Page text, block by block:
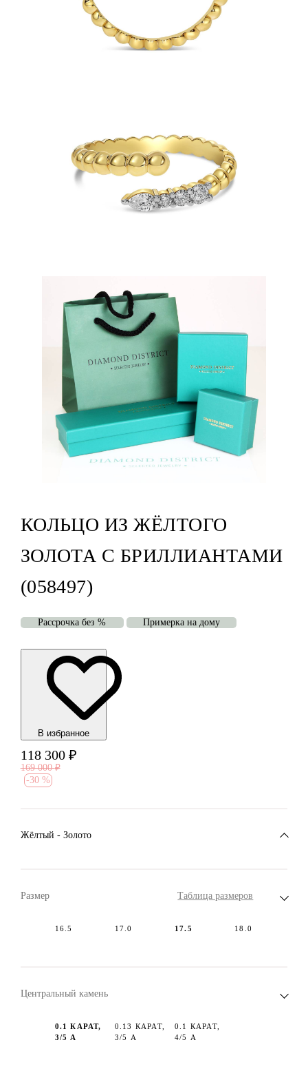
КОЛЬЦО ИЗ ЖЁЛТОГО
ЗОЛОТА С БРИЛЛИАНТАМИ
(058497)
Рассрочка без % Примерка на дому
В избранноe
118 300 ₽
169 000 ₽
-30 %
Жёлтый - Золото
Размер Таблица размеров
16.5 17.0 17.5 18.0
Центральный камень
0.1 КАРАТ,
3/5 А
0.13 КАРАТ,
3/5 А
0.1 КАРАТ,
4/5 А